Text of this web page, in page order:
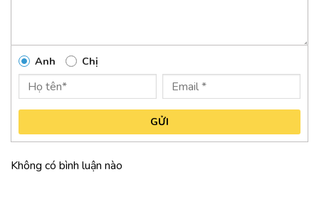
Anh Chị
GỬI
Không có bình luận nào